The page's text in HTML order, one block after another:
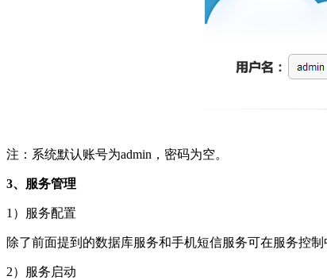
注：系统默认账号为admin，密码为空。
3、服务管理
1）服务配置
除了前面提到的数据库服务和手机短信服务可在服务控
2）服务启动